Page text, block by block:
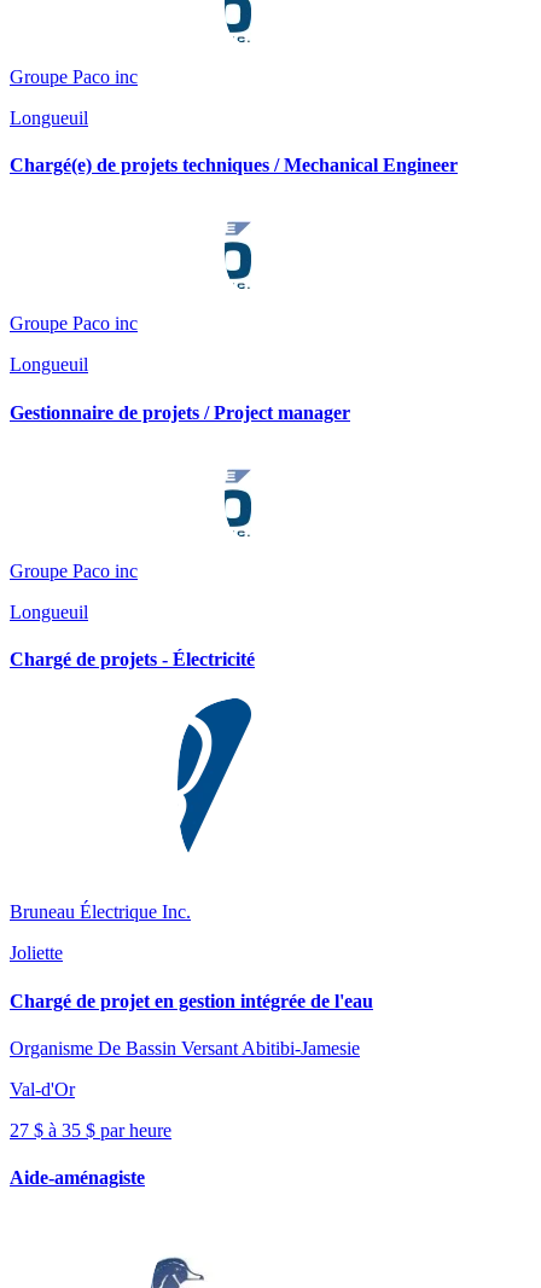
Groupe Paco inc
Longueuil
Chargé(e) de projets techniques / Mechanical Engineer
Groupe Paco inc
Longueuil
Gestionnaire de projets / Project manager
Groupe Paco inc
Longueuil
Chargé de projets - Électricité
Bruneau Électrique Inc.
Joliette
Chargé de projet en gestion intégrée de l'eau
Organisme De Bassin Versant Abitibi-Jamesie
Val-d'Or
27 $ à 35 $ par heure
Aide-aménagiste